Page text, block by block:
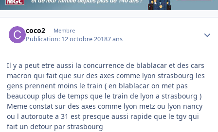
coco2 Membre
Publication: 12 octobre 20187 ans
Il y a peut etre aussi la concurrence de blablacar et des cars
macron qui fait que sur des axes comme lyon strasbourg les
gens prennent moins le train ( en blablacar on met pas
beaucoup plus de temps que le train de lyon a strasbourg )
Meme constat sur des axes comme lyon metz ou lyon nancy
ou l autoroute a 31 est presque aussi rapide que le tgv qui
fait un detour par strasbourg